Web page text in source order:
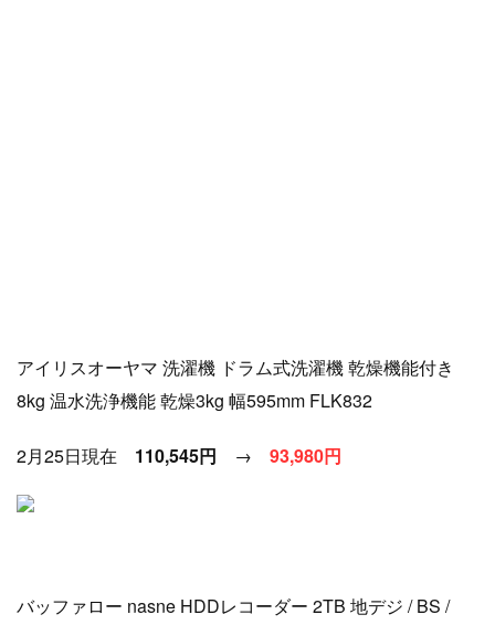
アイリスオーヤマ 洗濯機 ドラム式洗濯機 乾燥機能付き
8kg 温水洗浄機能 乾燥3kg 幅595mm FLK832
2月25日現在 110,545円 → 93,980円
バッファロー nasne HDDレコーダー 2TB 地デジ / BS /